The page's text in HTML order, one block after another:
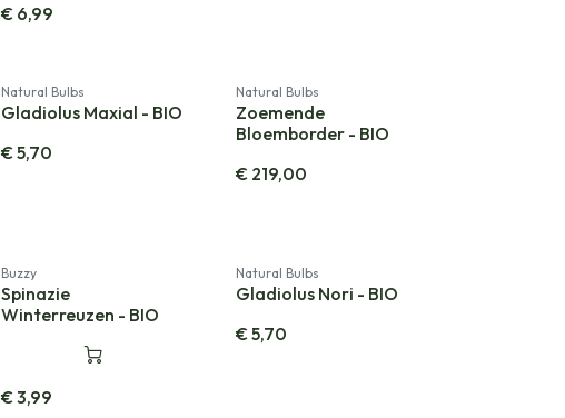
€ 6,99
Natural Bulbs
Gladiolus Maxial - BIO
€5,70
Natural Bulbs
Zoemende
Bloemborder - BIO
€ 219,00
Buzzy
Spinazie
Winterreuzen - BIO
€3,99
Natural Bulbs
Gladiolus Nori - BIO
€5,70